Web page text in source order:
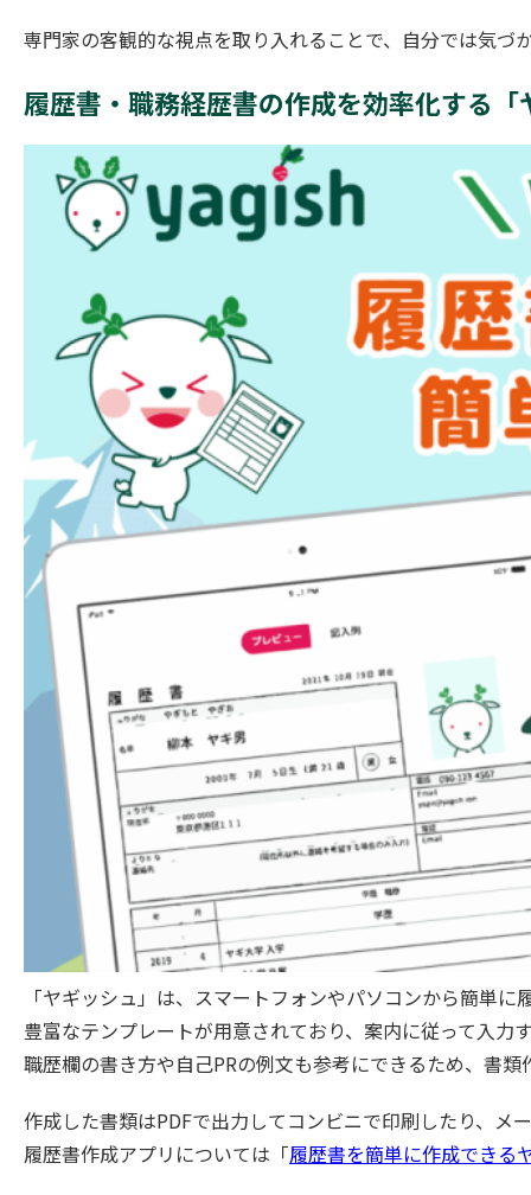
専門家の客観的な視点を取り入れることで、自分では気づ
履歴書・職務経歴書の作成を効率化する
「ヤギッシュ」は、スマートフォンやパソコンから簡単
豊富なテンプレートが用意されており、案内に従って入力
職歴欄の書き方や自己PRの例文も参考にできるため、書
作成した書類はPDFで出力してコンビニで印刷したり、メ
履歴書作成アプリについては「履歴書を簡単に作成できる